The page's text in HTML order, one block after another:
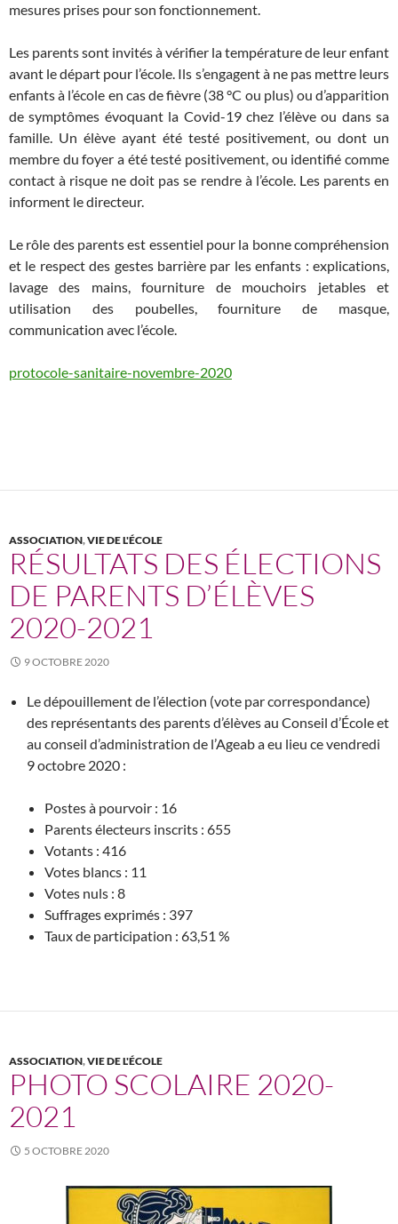
mesures prises pour son fonctionnement.
Les parents sont invités à vérifier la température de leur enfant
avant le départ pour l’école. Ils s’engagent à ne pas mettre leurs
enfants à l’école en cas de fièvre (38 °C ou plus) ou d’apparition
de symptômes évoquant la Covid-19 chez l’élève ou dans sa
famille. Un élève ayant été testé positivement, ou dont un
membre du foyer a été testé positivement, ou identifié comme
contact à risque ne doit pas se rendre à l’école. Les parents en
informent le directeur.
Le rôle des parents est essentiel pour la bonne compréhension
et le respect des gestes barrière par les enfants : explications,
lavage des mains, fourniture de mouchoirs jetables et
utilisation des poubelles, fourniture de masque,
communication avec l’école.
protocole-sanitaire-novembre-2020
ASSOCIATION,VIE DE L'ÉCOLE
RÉSULTATS DES ÉLECTIONS
DE PARENTS D’ÉLÈVES
2020-2021
9 OCTOBRE 2020
Le dépouillement de l’élection (vote par correspondance)
des représentants des parents d’élèves au Conseil d’École et
au conseil d’administration de l’Ageab a eu lieu ce vendredi
9 octobre 2020 :
Postes à pourvoir : 16
Parents électeurs inscrits : 655
Votants : 416
Votes blancs : 11
Votes nuls : 8
Suffrages exprimés : 397
Taux de participation : 63,51 %
ASSOCIATION,VIE DE L'ÉCOLE
PHOTO SCOLAIRE 2020-
2021
5 OCTOBRE 2020